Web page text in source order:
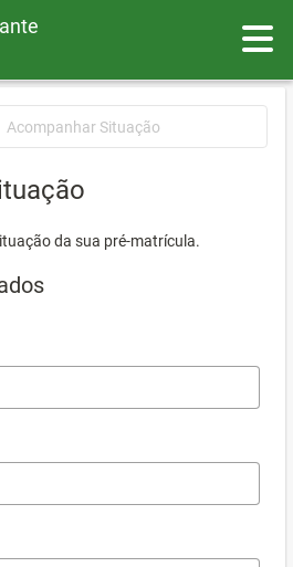
Acompanhar Situação
da sua pré-matrícula.